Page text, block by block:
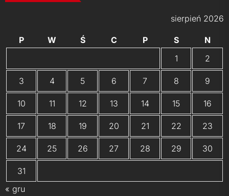
sierpień 2026
P W Ś C P S
N
1
2
3 4 5 6 7 8 9
10 11 12 13 14 15 16
17 18 19 20 21 22 23
24 25 26 27 28 29 30
31
« gru